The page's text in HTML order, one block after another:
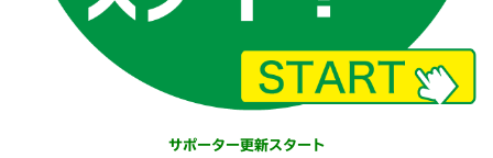
サポーター更新スタート